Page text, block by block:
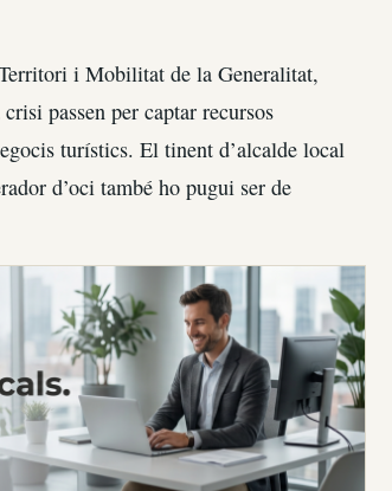
i Mobilitat de la Generalitat,
passen per captar recursos
turístics. El tinent d’alcalde local
d’oci també ho pugui ser de